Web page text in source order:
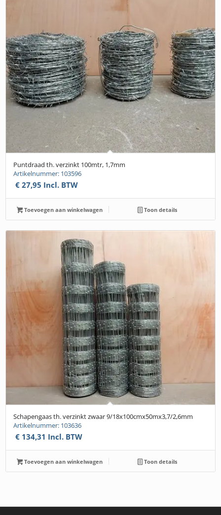
Puntdraad th. verzinkt 100mtr, 1,7mm
Artikelnummer: 103596
€ 27,95 Incl. BTW
Toevoegen aan winkelwagen Toon details
Schapengaas th. verzinkt zwaar 9/18x100cmx50mx3,7/2,6mm
Artikelnummer: 103636
€ 134,31 Incl. BTW
Toevoegen aan winkelwagen Toon details